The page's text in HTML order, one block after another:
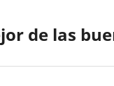
de las